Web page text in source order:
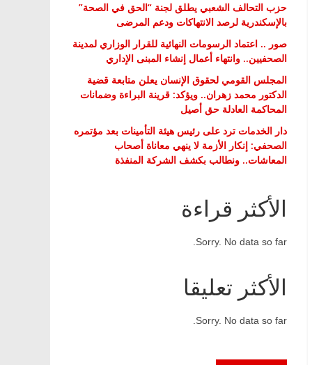
حزب التحالف الشعبي يطلق لجنة “الحق في الصحة”
بالإسكندرية لرصد الانتهاكات ودعم المرضى
صور .. اعتماد الرسومات النهائية للقرار الوزاري لمدينة
الصحفيين.. وانتهاء أعمال إنشاء المبنى الإداري
المجلس القومي لحقوق الإنسان يعلن متابعة قضية
الدكتور محمد زهران.. ويؤكد: قرينة البراءة وضمانات
المحاكمة العادلة حق أصيل
دار الخدمات ترد على رئيس هيئة التأمينات بعد مؤتمره
الصحفي: إنكار الأزمة لا ينهي معاناة أصحاب
المعاشات.. ونطالب بكشف الشركة المنفذة
الأكثر قراءة
Sorry. No data so far.
الأكثر تعليقا
Sorry. No data so far.